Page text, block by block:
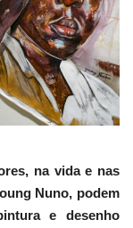
na vida e nas
Nuno, podem
e desenho